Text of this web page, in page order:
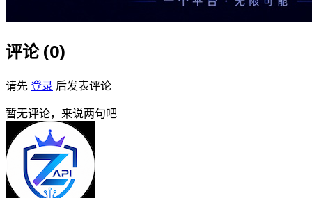
评论 (0)
请先 登录 后发表评论
暂无评论，来说两句吧